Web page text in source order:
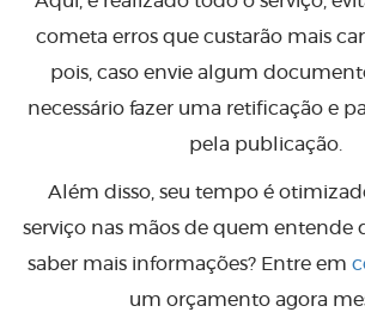
cometa erros que custarão mais
pois, caso envie algum
necessário fazer uma retificação e
pela publicação.
Além disso, seu tempo é
serviço nas mãos de quem entende
saber mais informações? Entre em
um orçamento agora